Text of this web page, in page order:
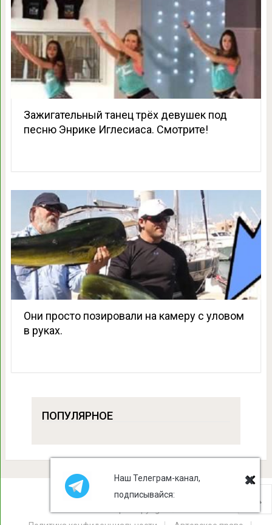
Зажигательный танец трёх девушек под
песню Энрике Иглесиаса. Смотрите!
Они просто позировали на камеру с уловом
в руках.
ПОПУЛЯРНОЕ
Наш Телеграм-канал,
подписывайся: